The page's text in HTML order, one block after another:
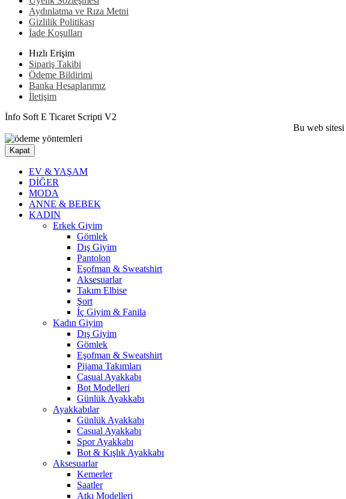
Aydınlatma ve Rıza Metni
Gizlilik Politikası
İade Koşulları
Hızlı Erişim
Sipariş Takibi
Ödeme Bildirimi
Banka Hesaplarımız
İletişim
İnfo Soft E Ticaret Scripti V2
Bu web sitesi
Kapat
EV & YAŞAM
DİĞER
MODA
ANNE & BEBEK
KADIN
Erkek Giyim
Gömlek
Dış Giyim
Pantolon
Eşofman & Sweatshirt
Aksesuarlar
Takım Elbise
Şort
İç Giyim & Fanila
Kadın Giyim
Dış Giyim
Gömlek
Eşofman & Sweatshirt
Pijama Takımları
Casual Ayakkabı
Bot Modelleri
Günlük Ayakkabı
Ayakkabılar
Günlük Ayakkabı
Casual Ayakkabı
Spor Ayakkabı
Bot & Kışlık Ayakkabı
Aksesuarlar
Kemerler
Saatler
Atkı Modelleri